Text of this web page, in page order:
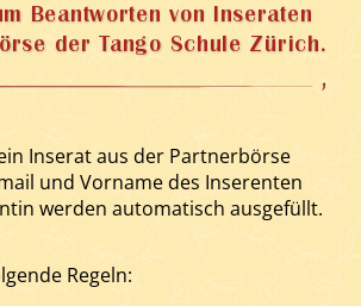
Beantworten von Inseraten
der Tango Schule Zürich.
Inserat aus der Partnerbörse
und Vorname des Inserenten
werden automatisch ausgefüllt.
Regeln: